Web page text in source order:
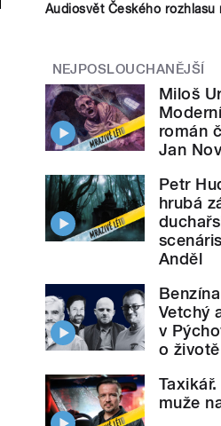
Audiosvět Českého rozhlasu
NEJPOSLOUCHANĚJŠÍ
Miloš
román
Jan
Petr
hrubá
Anděl
Vetchý
v
o
muže